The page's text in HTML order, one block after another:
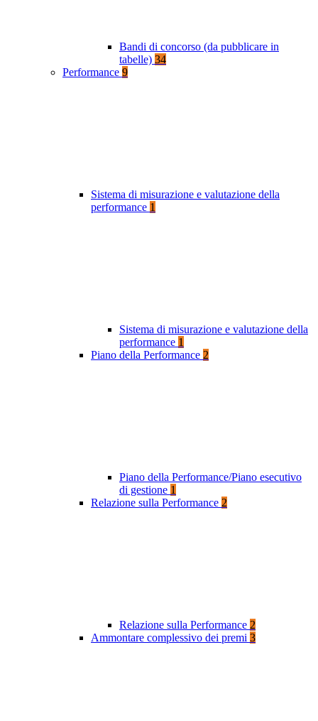
Bandi di concorso (da pubblicare in
tabelle) 34
Performance 9
Sistema di misurazione e valutazione della
performance 1
Sistema di misurazione e valutazione della
performance 1
Piano della Performance 2
Piano della Performance/Piano esecutivo
di gestione 1
Relazione sulla Performance 2
Relazione sulla Performance 2
Ammontare complessivo dei premi 3